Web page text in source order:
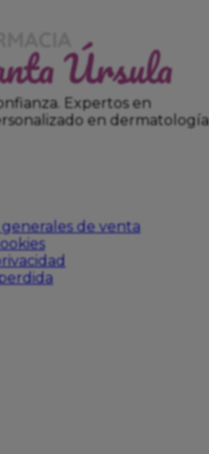
Expertos en
en dermatología
de venta